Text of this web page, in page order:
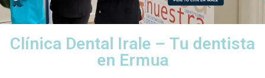
Clínica Dental Irale – Tu dentista
en Ermua